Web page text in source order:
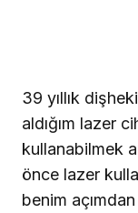
39 yıllık
aldığım lazer
kullanabilmek
önce lazer
benim